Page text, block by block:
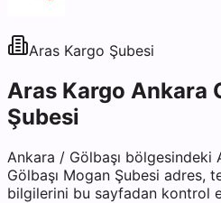
Aras Kargo Şubesi
Aras Kargo Ankara
Şubesi
Ankara / Gölbaşı bölgesindeki
Gölbaşı Mogan Şubesi adres,
bilgilerini bu sayfadan kontrol